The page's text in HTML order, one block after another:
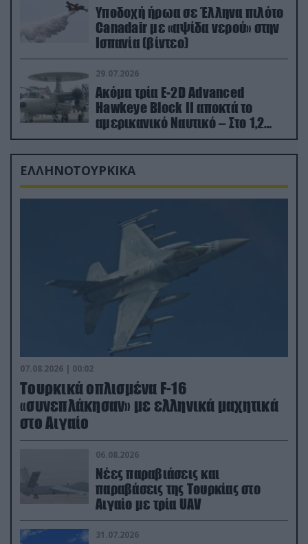
Υποδοχή ήρωα σε Έλληνα πιλότο
Canadair με «αψίδα νερού» στην
Ισπανία (βίντεο)
29.07.2026
Ακόμα τρία E-2D Advanced
Hawkeye Block II αποκτά το
αμερικανικό Ναυτικό – Στο 1,2
δισ.δολάρια το κόστος
ΕΛΛΗΝΟΤΟΥΡΚΙΚΑ
07.08.2026 | 00:02
Τουρκικά οπλισμένα F-16
«συνεπλάκησαν» με ελληνικά μαχητικά
στο Αιγαίο
06.08.2026
Νέες παραβιάσεις και
παραβάσεις της Τουρκίας στο
Αιγαίο με τρία UAV
31.07.2026